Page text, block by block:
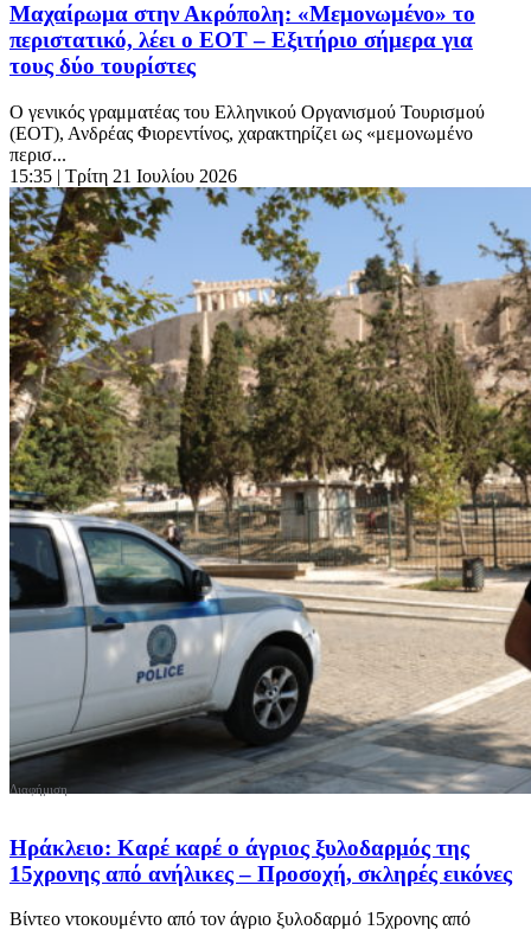
Μαχαίρωμα στην Ακρόπολη: «Μεμονωμένο» το
περιστατικό, λέει ο ΕΟΤ – Εξιτήριο σήμερα για
τους δύο τουρίστες
Ο γενικός γραμματέας του Ελληνικού Οργανισμού Τουρισμού
(ΕΟΤ), Ανδρέας Φιορεντίνος, χαρακτηρίζει ως «μεμονωμένο
περισ...
15:35 | Τρίτη 21 Ιουλίου 2026
Ηράκλειο: Καρέ καρέ ο άγριος ξυλοδαρμός της
15χρονης από ανήλικες – Προσοχή, σκληρές εικόνες
Βίντεο ντοκουμέντο από τον άγριο ξυλοδαρμό 15χρονης από